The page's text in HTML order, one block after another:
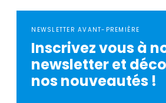
NEWSLETTER AVANT-PREMIÈRE
Inscrivez vous à
newsletter et
nos nouveautés !